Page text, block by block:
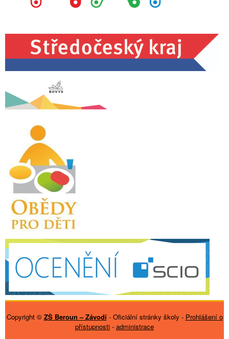
Copyright © ZŠ Beroun – Závodí- Oficiální stránky školy - Prohlášení o
přístupnosti - administrace